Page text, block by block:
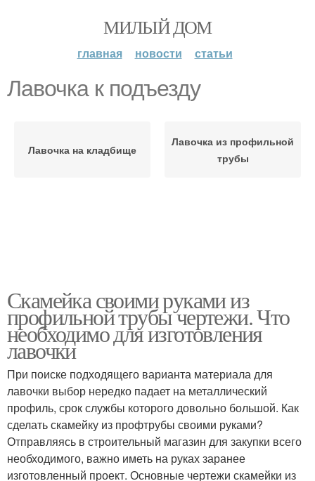
МИЛЫЙ ДОМ
главная новости статьи
Лавочка к подъезду
Лавочка на кладбище
Лавочка из профильной
трубы
Скамейка своими руками из
профильной трубы чертежи. Что
необходимо для изготовления
лавочки
При поиске подходящего варианта материала для
лавочки выбор нередко падает на металлический
профиль, срок службы которого довольно большой. Как
сделать скамейку из профтрубы своими руками?
Отправляясь в строительный магазин для закупки всего
необходимого, важно иметь на руках заранее
изготовленный проект. Основные чертежи скамейки из